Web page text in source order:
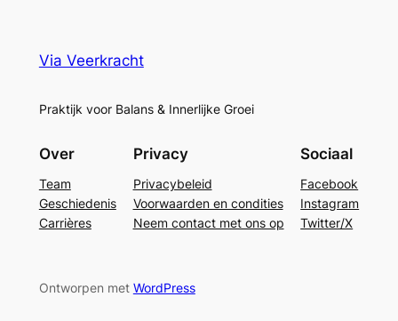
Via Veerkracht
Praktijk voor Balans & Innerlijke Groei
Over
Team
Geschiedenis
Carrières
Privacy
Privacybeleid
Voorwaarden en condities
Neem contact met ons op
Sociaal
Facebook
Instagram
Twitter/X
Ontworpen met WordPress